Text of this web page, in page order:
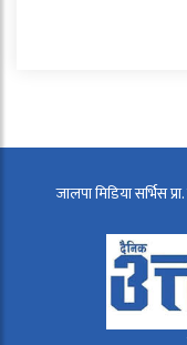
जालपा मिडिया सर्भिस